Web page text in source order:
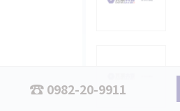
0982-20-9911